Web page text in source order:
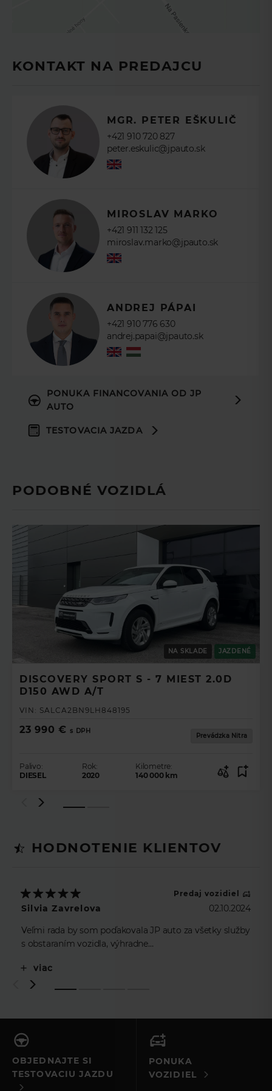
POKRAČOVAŤ
KONTAKT NA PREDAJCU
MGR. PETER EŠKULIČ
+421 910 720 827
peter.eskulic@jpauto.sk
MIROSLAV MARKO
+421 911 132 125
miroslav.marko@jpauto.sk
ANDREJ PÁPAI
+421 910 776 630
andrej.papai@jpauto.sk
PONUKA FINANCOVANIA OD JP
AUTO
TESTOVACIA JAZDA
PODOBNÉ VOZIDLÁ
NA SKLADE JAZDENÉ
DISCOVERY SPORT S - 7 MIEST 2.0D
D150 AWD A/T
VIN: SALCA2BN9LH848195
23 990 € s DPH
Prevádzka Nitra
Palivo:
DIESEL
Rok:
2020
Kilometre:
140 000 km
HODNOTENIE KLIENTOV
Predaj vozidiel
Silvia Zavrelova
02.10.2024
Veľmi rada by som poďakovala JP auto za všetky služby
s obstaraním vozidla, výhradne
osobný….ak je to dovolené, tiez by som sa rada
poďakovala p.Kucbelovej z Unicredit leasing, ktorá bola
viac
OBJEDNAJTE SI
TESTOVACIU JAZDU
PONUKA
VOZIDIEL